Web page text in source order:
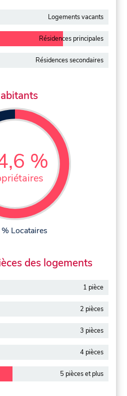
Logements vacants
Résidences principales
Résidences secondaires
%
Locataires
des logements
1 pièce
2 pièces
3 pièces
4 pièces
5 pièces et plus